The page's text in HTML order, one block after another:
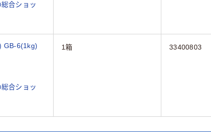
合ショッ
GB-6(1kg)
合ショッ
1箱 33400803